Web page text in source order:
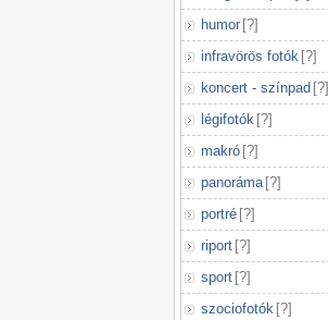
humor [?]
infravörös fotók [?]
koncert - színpad [?]
légifotók [?]
makró [?]
panoráma [?]
portré [?]
riport [?]
sport [?]
szociofotók [?]